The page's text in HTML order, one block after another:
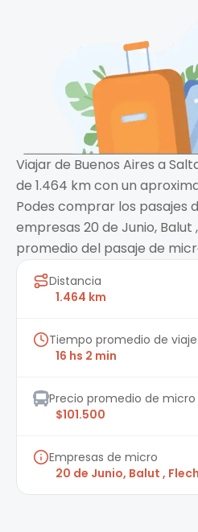
Viajar de Buenos Aires a
de 1.464 km con un
Podes comprar los pasajes
empresas 20 de Junio, Balut
promedio del pasaje de
Distancia
1.464 km
Tiempo promedio de viaje
16 hs 2 min
Precio promedio de micro
$101.500
Empresas de micro
20 de Junio, Balut ,